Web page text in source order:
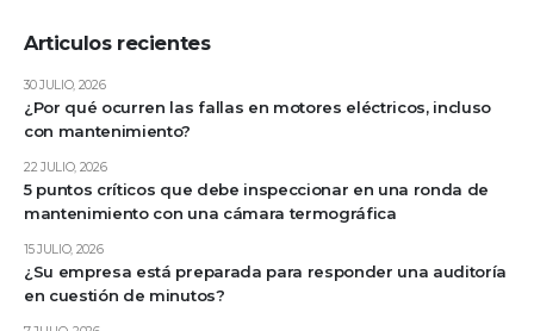
Articulos recientes
¿Por qué ocurren las fallas en motores eléctricos, incluso
con mantenimiento?
30 JULIO, 2026
5 puntos críticos que debe inspeccionar en una ronda de
mantenimiento con una cámara termográfica
22 JULIO, 2026
¿Su empresa está preparada para responder una auditoría
en cuestión de minutos?
15 JULIO, 2026